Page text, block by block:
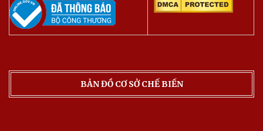
BẢN ĐỒ CƠ SỞ CHẾ BIẾN